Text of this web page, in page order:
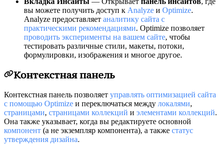
вы можете получить доступ к Analyze и Optimize.
Analyze предоставляет аналитику сайта с
практическими рекомендациями. Optimize позволяет
проводить эксперименты на вашем сайте, чтобы
тестировать различные стили, макеты, потоки,
формулировки, изображения и многое другое.
Контекстная панель
Контекстная панель позволяет управлять оптимизацией сайта
с помощью Optimize и переключаться между локалями,
страницами, страницами коллекций и элементами коллекций.
Она также указывает, когда вы редактируете основной
компонент (а не экземпляр компонента), а также статус
утверждения дизайна.